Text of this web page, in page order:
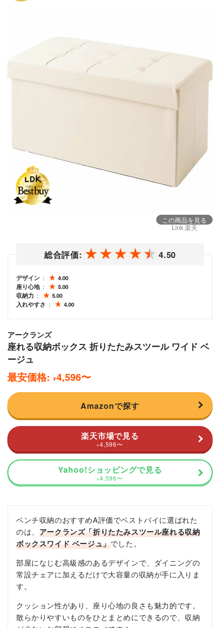
この商品を見る
Link 楽天
総合評価: 4.50
デザイン
4.00
座り心地
5.00
収納力
5.00
入れやすさ
4.00
アークランズ
座れる収納ボックス 折りたたみスツール ワイド ベ
ージュ
最安価格: ¥4,596〜
Amazonで探す
楽天市場で見る
¥ 4,596〜
Yahoo!ショッピングで見る
¥ 4,596〜
ベンチ収納のおすすめA評価でベストバイに選ばれた
のは、 アークランズ「折りたたみスツール座れる収納
ボックスワイド ベージュ」でした。
部屋になじむ高級感のあるデザインで、ダイニングの
常設チェアに加えるだけで大容量の収納が手に入りま
す。
クッション性があり、座り心地の良さも魅力的です。
散らかりやすいものをひとまとめにできるので、収納